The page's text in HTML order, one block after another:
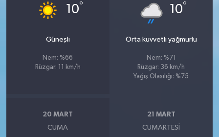
10°
Güneşli
Nem: %66
Rüzgar: 11 km/h
10°
Orta kuvvetli yağmurlu
Nem: %71
Rüzgar: 36 km/h
Yağış Olasılığı: %75
20 MART
CUMA
21 MART
CUMARTESI